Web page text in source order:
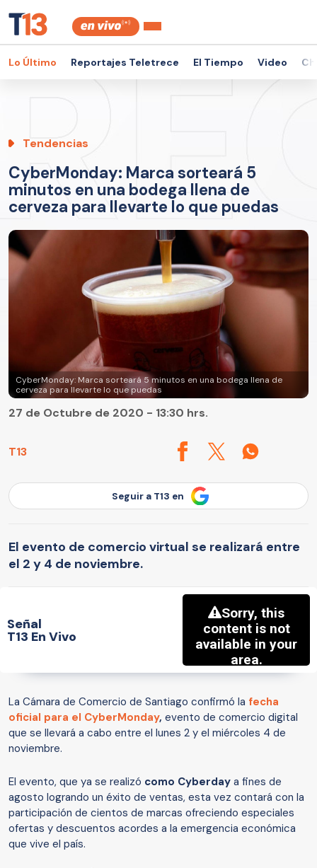
Lo Último Reportajes Teletrece El Tiempo Video
Tendencias
CyberMonday: Marca sorteará 5
minutos en una bodega llena de
cerveza para llevarte lo que puedas
CyberMonday: Marca sorteará 5 minutos en una bodega llena de
cerveza para llevarte lo que puedas
T13
27 de Octubre de 2020 - 13:30 hrs.
Seguir a T13 en
El evento de comercio virtual se realizará entre
el 2 y 4 de noviembre.
Señal
T13 En Vivo
La Cámara de Comercio de Santiago confirmó la fecha
oficial para el CyberMonday, evento de comercio digital
que se llevará a cabo entre el lunes 2 y el miércoles 4 de
noviembre.
El evento, que ya se realizó como Cyberday a fines de
agosto logrando un éxito de ventas, esta vez contará con la
participación de cientos de marcas ofreciendo especiales
ofertas y descuentos acordes a la emergencia económica
que vive el país.